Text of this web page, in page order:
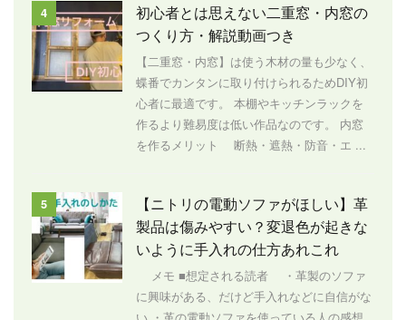
4
初心者とは思えない二重窓・内窓の
つくり方・解説動画つき
【二重窓・内窓】は使う木材の量も少なく、
蝶番でカンタンに取り付けられるためDIY初
心者に最適です。 本棚やキッチンラックを
作るより難易度は低い作品なのです。 内窓
を作るメリット 断熱・遮熱・防音・エ ...
5
【ニトリの電動ソファがほしい】革
製品は傷みやすい？変退色が起きな
いように手入れの仕方あれこれ
メモ ■想定される読者 ・革製のソファ
に興味がある、だけど手入れなどに自信がな